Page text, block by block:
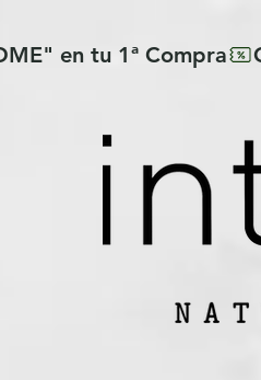
en tu 1ª Compra